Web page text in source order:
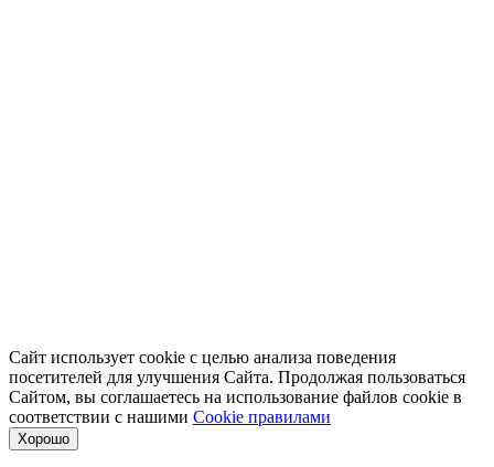
Сайт использует cookie с целью анализа поведения
посетителей для улучшения Сайта. Продолжая пользоваться
Сайтом, вы соглашаетесь на использование файлов cookie в
соответствии с нашими Cookiе правилами
Хорошо